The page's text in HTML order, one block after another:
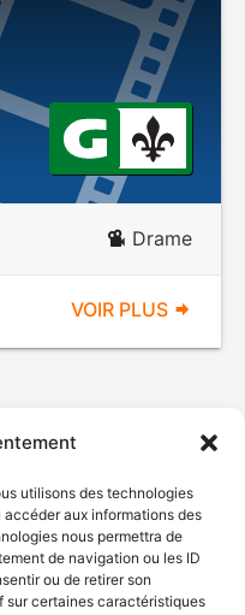
utilisons des technologies
aux informations des
nous permettra de
de navigation ou les ID
ou de retirer son
certaines caractéristiques
Drame
VOIR PLUS